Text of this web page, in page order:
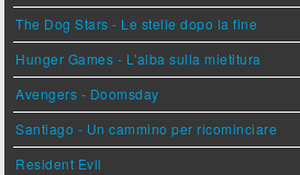
The Dog Stars - Le stelle dopo la fine
Hunger Games - L'alba sulla mietitura
Avengers - Doomsday
Santiago - Un cammino per ricominciare
Resident Evil